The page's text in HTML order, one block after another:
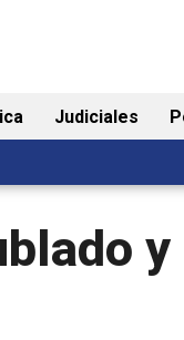
Judiciales